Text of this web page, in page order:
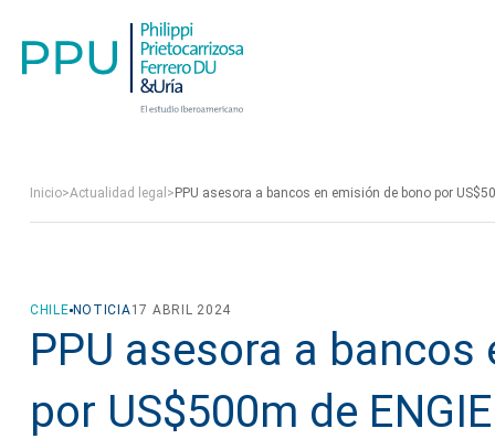
Inicio>Actualidad legal > PPU asesora a bancos en emisión de bono por
CHILE NOTICIA17 ABRIL 2024
PPU asesora a
por US$500m de